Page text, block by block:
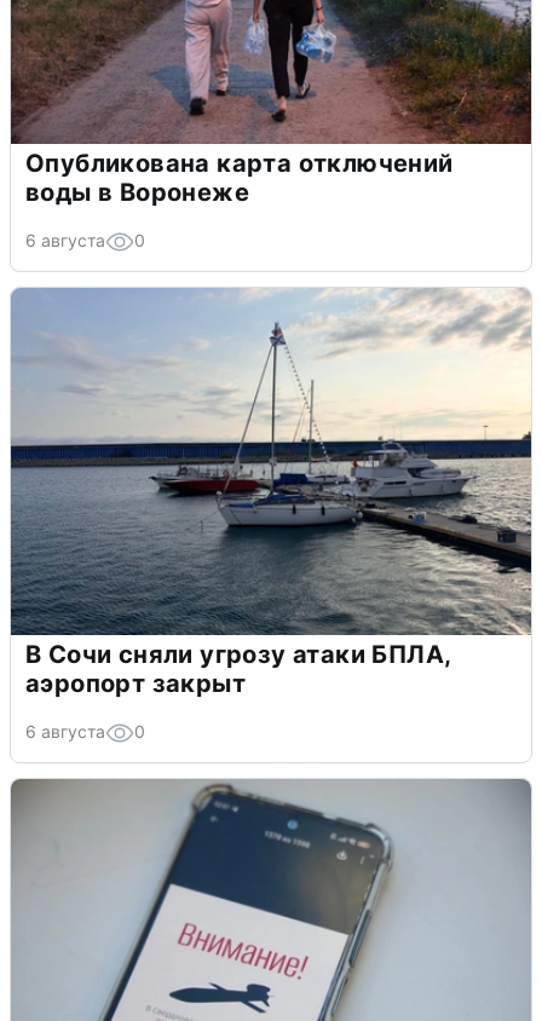
Опубликована карта отключений
воды в Воронеже
6 августа 0
В Сочи сняли угрозу атаки БПЛА,
аэропорт закрыт
6 августа 0